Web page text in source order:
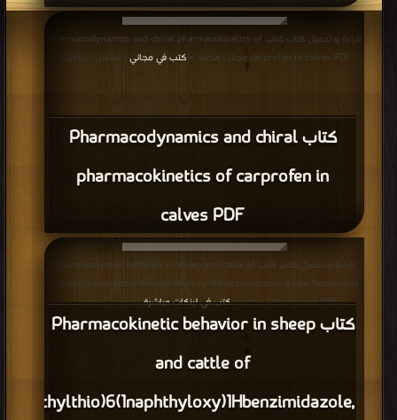
كتاب Pharmacodynamics and chiral
pharmacokinetics of carprofen in
calves PDF
قراءة و تحميل كتاب كتاب Pharmacodynamics and chiral pharmacokinetics of
carprofen in calves PDF مجانا | مكتبة >
كتب في مجاني | التحميل : مرة/مرات
كتاب Pharmacokinetic behavior in sheep
and cattle of
قراءة و تحميل كتاب كتاب Pharmacokinetic behavior in sheep and cattle of
5chloro2(methylthio)6(1naphthyloxy)1Hbenzimidazole, a new fasciolicide
agent PDF مجانا | مكتبة >
كتب في لينكات مباشرة| التحميل : مرة/مرات